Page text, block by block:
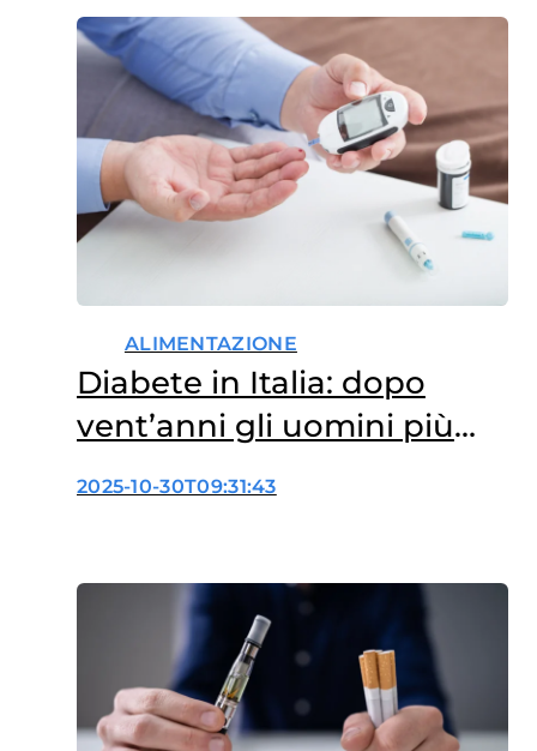
ALIMENTAZIONE
Diabete in Italia: dopo
vent’anni gli uomini più
colpiti delle donne
2025-10-30T09:31:43